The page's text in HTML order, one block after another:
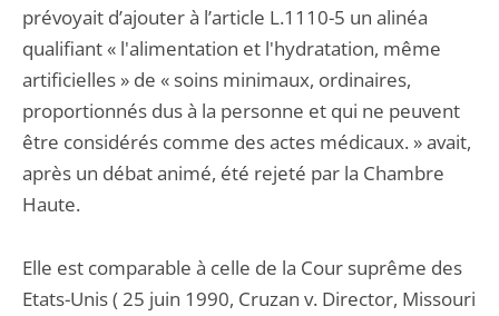
prévoyait d’ajouter à l’article L.1110-5 un alinéa
qualifiant « l'alimentation et l'hydratation, même
artificielles » de « soins minimaux, ordinaires,
proportionnés dus à la personne et qui ne peuvent
être considérés comme des actes médicaux. » avait,
après un débat animé, été rejeté par la Chambre
Haute.
Elle est comparable à celle de la Cour suprême des
Etats-Unis ( 25 juin 1990, Cruzan v. Director, Missouri